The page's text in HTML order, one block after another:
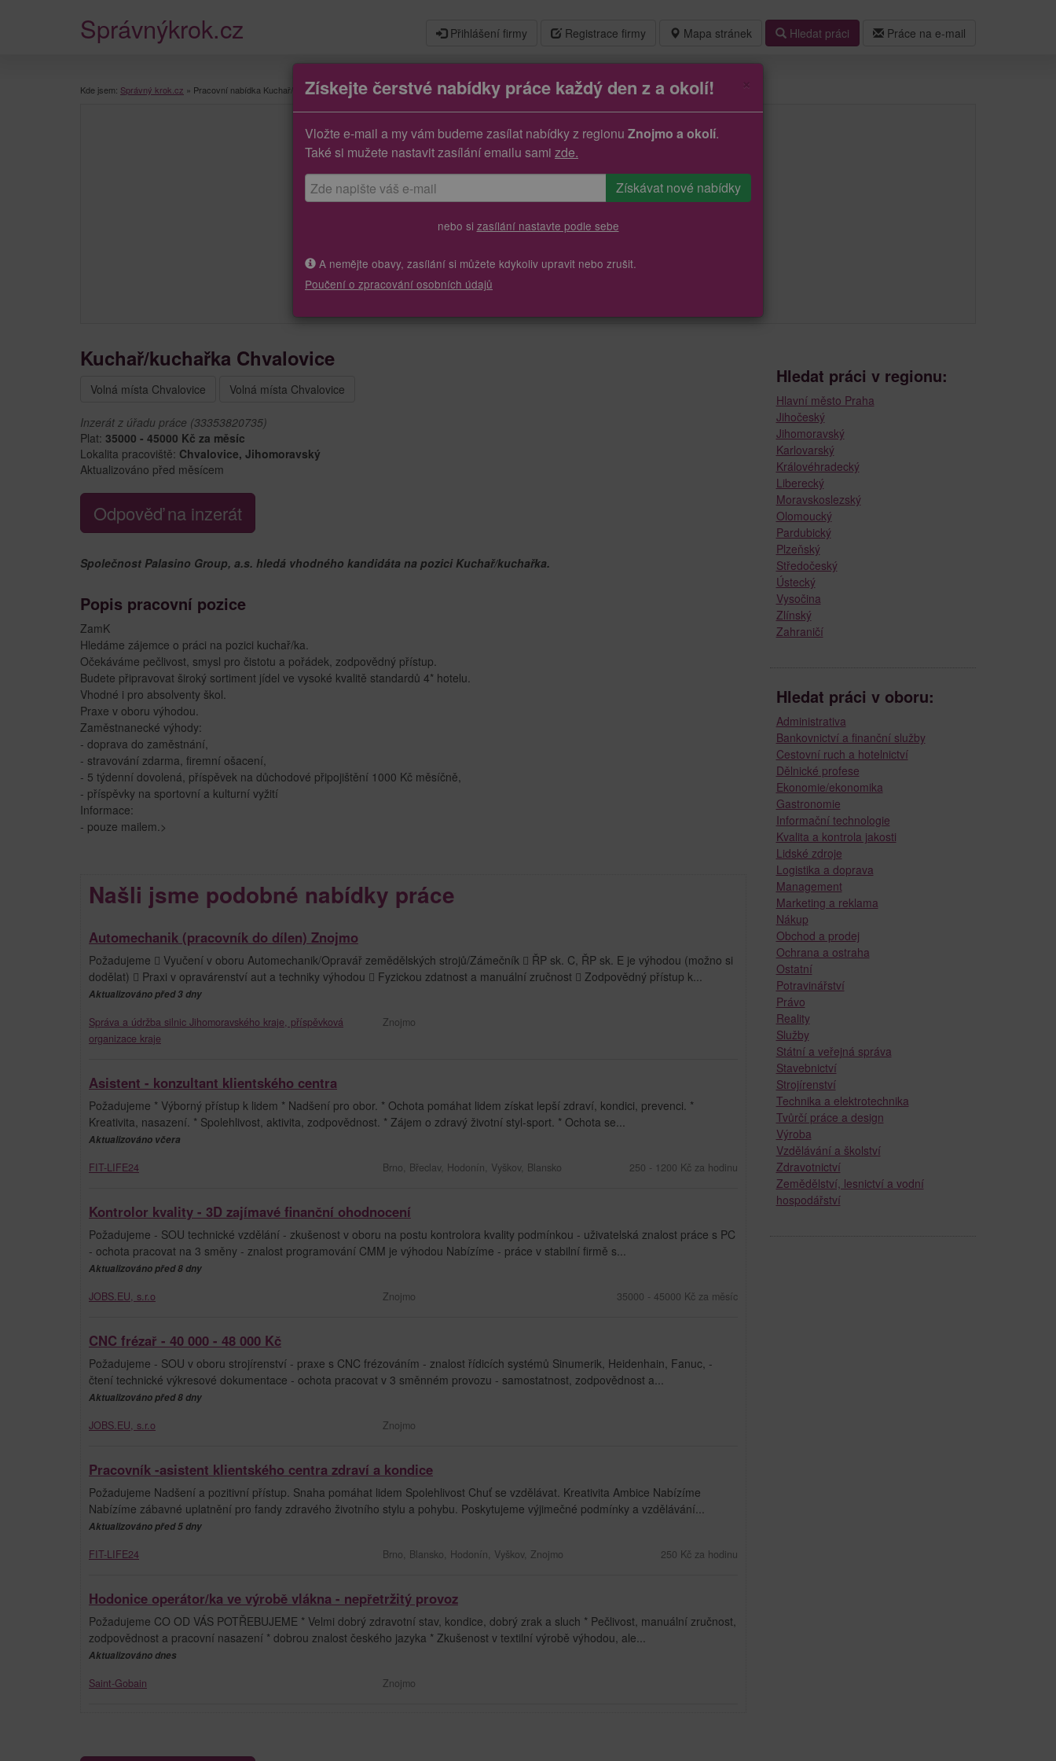
Mapa stránek Hledat práci Práce na e-mail
Správnýkrok.cz Přihlášení firmy Registrace firmy
Kde jsem: Správný krok.cz » Pracovní nabídka Kuchař/kuchařka
Kuchař/kuchařka Chvalovice
Volná místa Chvalovice Volná místa Chvalovice
Inzerát z úřadu práce (33353820735)
Plat: 35000 - 45000 Kč za měsíc
Lokalita pracoviště: Chvalovice, Jihomoravský
Aktualizováno před měsícem
Odpověď na inzerát
Společnost Palasino Group, a.s. hledá vhodného kandidáta na pozici Kuchař/kuchařka.
Popis pracovní pozice
ZamK
Hledáme zájemce o práci na pozici kuchař/ka.
Očekáváme pečlivost, smysl pro čistotu a pořádek, zodpovědný přístup.
Budete připravovat široký sortiment jídel ve vysoké kvalitě standardů 4* hotelu.
Vhodné i pro absolventy škol.
Praxe v oboru výhodou.
Zaměstnanecké výhody:
- doprava do zaměstnání,
- stravování zdarma, firemní ošacení,
- 5 týdenní dovolená, příspěvek na důchodové připojištění 1000 Kč měsíčně,
- příspěvky na sportovní a kulturní vyžití
Informace:
- pouze mailem.>
Našli jsme podobné nabídky práce
Automechanik (pracovník do dílen) Znojmo
Požadujeme  Vyučení v oboru Automechanik/Opravář zemědělských strojů/Zámečník  ŘP sk. C, ŘP sk. E je výhodou (možno si
dodělat)  Praxi v opravárenství aut a techniky výhodou  Fyzickou zdatnost a manuální zručnost  Zodpovědný přístup k...
Aktualizováno před 3 dny
Správa a údržba silnic Jihomoravského kraje, příspěvková
organizace kraje
Znojmo
Asistent - konzultant klientského centra
Požadujeme * Výborný přístup k lidem * Nadšení pro obor. * Ochota pomáhat lidem získat lepší zdraví, kondici, prevenci. *
Kreativita, nasazení. * Spolehlivost, aktivita, zodpovědnost. * Zájem o zdravý životní styl-sport. * Ochota se...
Aktualizováno včera
FIT-LIFE24 Brno, Břeclav, Hodonín, Vyškov, Blansko 250 - 1200 Kč za hodinu
Kontrolor kvality - 3D zajímavé finanční ohodnocení
Požadujeme - SOU technické vzdělání - zkušenost v oboru na postu kontrolora kvality podmínkou - uživatelská znalost práce s PC
- ochota pracovat na 3 směny - znalost programování CMM je výhodou Nabízíme - práce v stabilní firmě s...
Aktualizováno před 8 dny
JOBS.EU, s.r.o Znojmo 35000 - 45000 Kč za měsíc
CNC frézař - 40 000 - 48 000 Kč
Požadujeme - SOU v oboru strojírenství - praxe s CNC frézováním - znalost řídicích systémů Sinumerik, Heidenhain, Fanuc, -
čtení technické výkresové dokumentace - ochota pracovat v 3 směnném provozu - samostatnost, zodpovědnost a...
Aktualizováno před 8 dny
JOBS.EU, s.r.o Znojmo
Pracovník -asistent klientského centra zdraví a kondice
Požadujeme Nadšení a pozitivní přístup. Snaha pomáhat lidem Spolehlivost Chuť se vzdělávat. Kreativita Ambice Nabízíme
Nabízíme zábavné uplatnění pro fandy zdravého životního stylu a pohybu. Poskytujeme výjimečné podmínky a vzdělávání...
Aktualizováno před 5 dny
FIT-LIFE24 Brno, Blansko, Hodonín, Vyškov, Znojmo 250 Kč za hodinu
Hodonice operátor/ka ve výrobě vlákna - nepřetržitý provoz
Požadujeme CO OD VÁS POTŘEBUJEME * Velmi dobrý zdravotní stav, kondice, dobrý zrak a sluch * Pečlivost, manuální zručnost,
zodpovědnost a pracovní nasazení * dobrou znalost českého jazyka * Zkušenost v textilní výrobě výhodou, ale...
Aktualizováno dnes
Saint-Gobain Znojmo
Získejte čerstvé nabídky práce každý den z a okolí!
Vložte e-mail a my vám budeme zasílat nabídky z regionu Znojmo a okolí.
Také si mužete nastavit zasílání emailu sami zde.
nebo si zasílání nastavte podle sebe
A nemějte obavy, zasílání si můžete kdykoliv upravit nebo zrušit.
Poučení o zpracování osobních údajů
Hledat práci v regionu:
Hlavní město Praha
Jihočeský
Jihomoravský
Karlovarský
Královéhradecký
Liberecký
Moravskoslezský
Olomoucký
Pardubický
Plzeňský
Středočeský
Ústecký
Vysočina
Zlínský
Zahraničí
Hledat práci v oboru:
Administrativa
Bankovnictví a finanční služby
Cestovní ruch a hotelnictví
Dělnické profese
Ekonomie/ekonomika
Gastronomie
Informační technologie
Kvalita a kontrola jakosti
Lidské zdroje
Logistika a doprava
Management
Marketing a reklama
Nákup
Obchod a prodej
Ochrana a ostraha
Ostatní
Potravinářství
Právo
Reality
Služby
Státní a veřejná správa
Stavebnictví
Strojírenství
Technika a elektrotechnika
Tvůrčí práce a design
Výroba
Vzdělávání a školství
Zdravotnictví
Zemědělství, lesnictví a vodní
hospodářství